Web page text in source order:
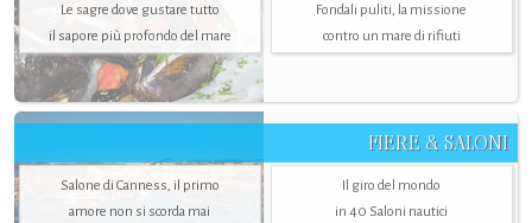
Le sagre dove gustare tutto
il sapore più profondo del mare
Fondali puliti, la missione
contro un mare di rifiuti
FIERE & SALONI
Salone di Canness, il primo
amore non si scorda mai
Il giro del mondo
in 40 Saloni nautici